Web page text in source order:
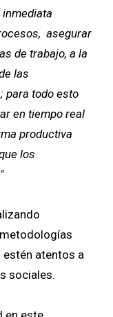
asegurar
de trabajo, a la
las
para todo esto
en tiempo real
productiva
los
estén atentos a
sociales.